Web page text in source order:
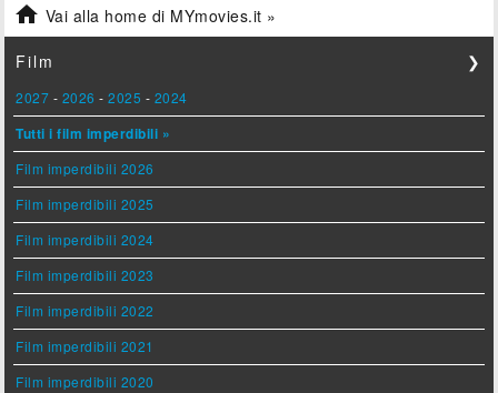
 Vai alla home di MYmovies.it »
Film ❯
2027 - 2026 -2025 - 2024
Tutti i film imperdibili »
Film imperdibili 2026
Film imperdibili 2025
Film imperdibili 2024
Film imperdibili 2023
Film imperdibili 2022
Film imperdibili 2021
Film imperdibili 2020